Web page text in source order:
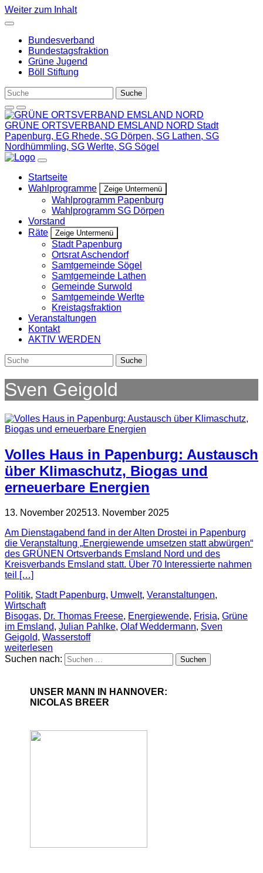
Weiter zum Inhalt
Bundesverband
Bundestagsfraktion
Grüne Jugend
Böll Stiftung
GRÜNE ORTSVERBAND EMSLAND NORD Stadt
Papenburg, EG Rhede, SG Dörpen, SG Lathen, SG
Nordhümmling, SG Werlte, SG Sögel
Startseite
Wahlprogramme
Zeige Untermenü
Wahlprogramm Papenburg
Wahlprogramm SG Dörpen
Vorstand
Räte
Zeige Untermenü
Stadt Papenburg
Ortsrat Aschendorf
Samtgemeinde Sögel
Samtgemeinde Lathen
Gemeinde Surwold
Samtgemeinde Werlte
Kreistagsfraktion
Veranstaltungen
Kontakt
AKTIV WERDEN
Sven Geigold
Volles Haus in Papenburg: Austausch
über Klimaschutz, Biogas und
erneuerbare Energien
13. November 202513. November 2025
Am Dienstagabend fand in der Alten Drostei in Papenburg
die Veranstaltung „Energiewende umsetzen statt abwürgen“
des GRÜNEN Ortsverbands Emsland Nord und des
Kreisverbands Emsland statt. Über 70 Interessierte nahmen
teil […]
Politik, Stadt Papenburg, Umwelt, Veranstaltungen,
Wirtschaft
Bisogas, Dr. Thomas Freese, Energiewende, Frisia, Grüne
im Emsland, Julian Pahlke, Olaf Weddermann, Sven
Geigold, Wasserstoff
weiterlesen
Suchen nach:
UNSER MANN IN HANNOVER:
NICOLAS BREER